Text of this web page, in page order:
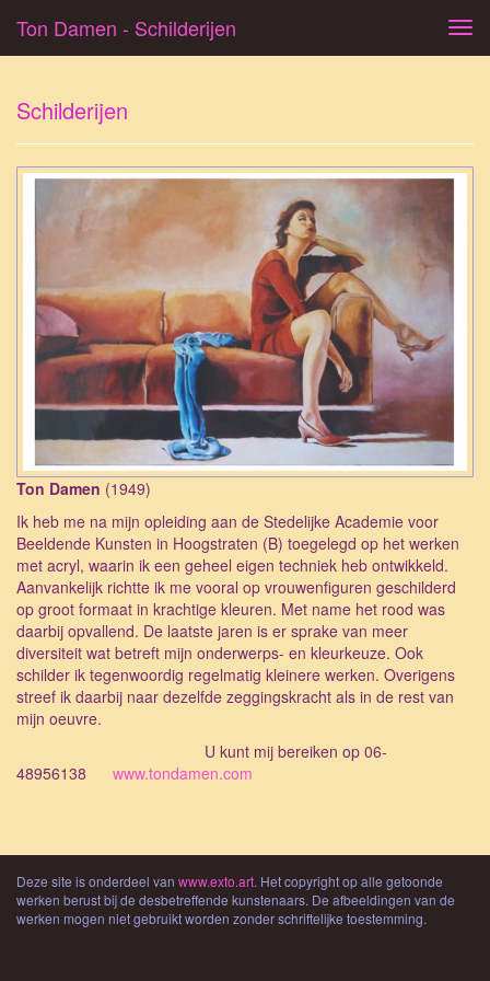
Ton Damen - Schilderijen
Schilderijen
Ton Damen (1949)
Ik heb me na mijn opleiding aan de Stedelijke Academie voor
Beeldende Kunsten in Hoogstraten (B) toegelegd op het werken
met acryl, waarin ik een geheel eigen techniek heb ontwikkeld.
Aanvankelijk richtte ik me vooral op vrouwenfiguren geschilderd
op groot formaat in krachtige kleuren. Met name het rood was
daarbij opvallend. De laatste jaren is er sprake van meer
diversiteit wat betreft mijn onderwerps- en kleurkeuze. Ook
schilder ik tegenwoordig regelmatig kleinere werken. Overigens
streef ik daarbij naar dezelfde zeggingskracht als in de rest van
mijn oeuvre.
U kunt mij bereiken op 06-
48956138 www.tondamen.com
Deze site is onderdeel van www.exto.art. Het copyright op alle getoonde
werken berust bij de desbetreffende kunstenaars. De afbeeldingen van de
werken mogen niet gebruikt worden zonder schriftelijke toestemming.